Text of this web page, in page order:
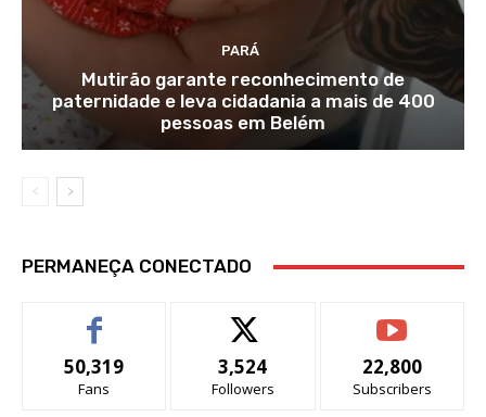
PARÁ
Mutirão garante reconhecimento de
paternidade e leva cidadania a mais de 400
pessoas em Belém
PERMANEÇA CONECTADO
50,319
Fans
3,524
Followers
22,800
Subscribers